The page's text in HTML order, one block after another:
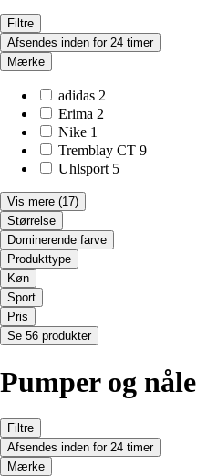
Filtre
Afsendes inden for 24 timer
Mærke
adidas 2
Erima 2
Nike 1
Tremblay CT 9
Uhlsport 5
Vis mere (17)
Størrelse
Dominerende farve
Produkttype
Køn
Sport
Pris
Se 56 produkter
Pumper og nåle
Filtre
Afsendes inden for 24 timer
Mærke